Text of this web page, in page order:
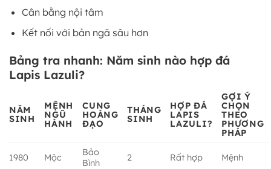
Cân bằng nội tâm
Kết nối với bản ngã sâu hơn
Bảng tra nhanh: Năm sinh nào hợp đá
Lapis Lazuli?
NĂM
SINH
MỆNH
NGŨ
HÀNH
CUNG
HOÀNG
ĐẠO
THÁNG
SINH
HỢP ĐÁ
LAPIS
LAZULI?
GỢI Ý
CHỌN
THEO
PHƯƠNG
PHÁP
1980 Mộc
Bảo
Bình
2 Rất hợp Mệnh